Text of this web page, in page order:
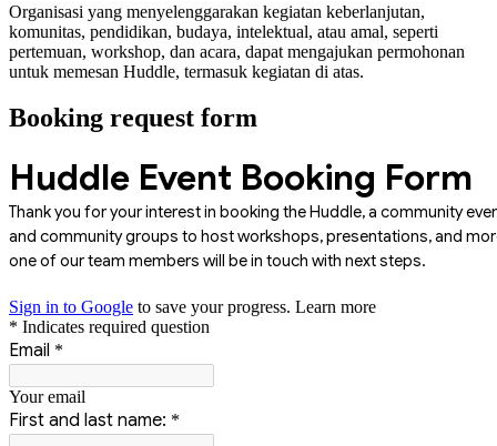
Organisasi yang menyelenggarakan kegiatan keberlanjutan,
komunitas, pendidikan, budaya, intelektual, atau amal, seperti
pertemuan, workshop, dan acara, dapat mengajukan permohonan
untuk memesan Huddle, termasuk kegiatan di atas.
Booking request form